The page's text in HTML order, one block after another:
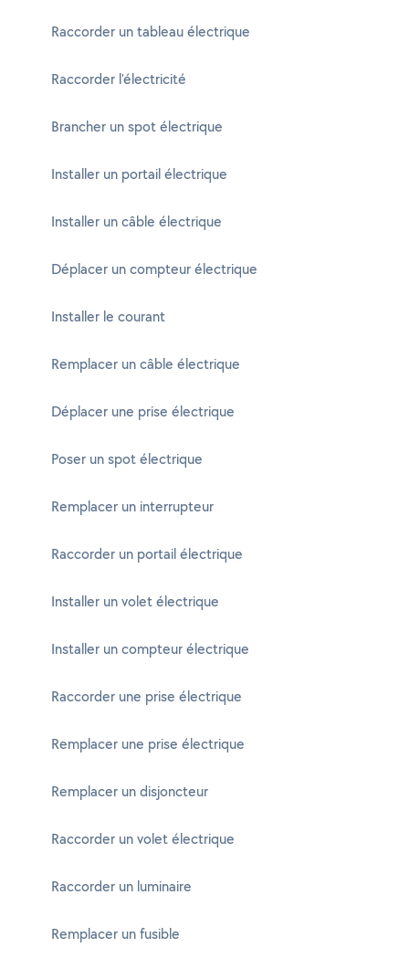
Raccorder un tableau électrique
Raccorder l'électricité
Brancher un spot électrique
Installer un portail électrique
Installer un câble électrique
Déplacer un compteur électrique
Installer le courant
Remplacer un câble électrique
Déplacer une prise électrique
Poser un spot électrique
Remplacer un interrupteur
Raccorder un portail électrique
Installer un volet électrique
Installer un compteur électrique
Raccorder une prise électrique
Remplacer une prise électrique
Remplacer un disjoncteur
Raccorder un volet électrique
Raccorder un luminaire
Remplacer un fusible